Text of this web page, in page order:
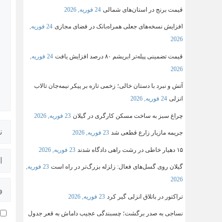
قیمت برنج در استان‌های شمالی 24 فوریه, 2026
افزایش نسخه‌های جعلی همراه‌بانک در فضای مجازی
24 فوریه,
2026
قیمت تضمینی پیله‌تر ابریشم ۸۰ درصد افزایش یافت
24 فوریه,
2026
آتش و نبرد با دستان خالی؛ زخمی تازه بر پیکر نیمه‌جان تالاب
انزلی 24 فوریه, 2026
چراغ سبز به ساخت مسکن کارگری در گیلان 23 فوریه, 2026
جریمه مازیار زارع قطعی شد 23 فوریه, 2026
۱۵ دهیار خاطی در رشت راهی دادگاه شدند 23 فوریه, 2026
گیلان روی گسل‌های فعال: زلزله بزرگ‌تر در راه است
23 فوریه,
2026
تراکتور در باتلاق انزلی گیر کرد 23 فوریه, 2026
نساجی به صدر برگشت؛ چسبندگی عجیب داماش به قعر جدول